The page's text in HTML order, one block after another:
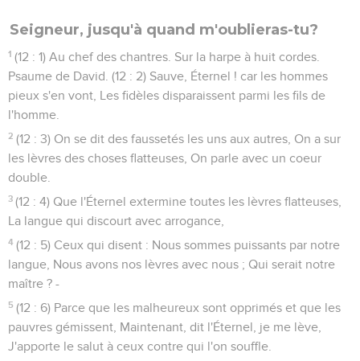
Seigneur, jusqu'à quand m'oublieras-tu?
1 (12 : 1) Au chef des chantres. Sur la harpe à huit cordes.
Psaume de David. (12 : 2) Sauve, Éternel ! car les hommes
pieux s'en vont, Les fidèles disparaissent parmi les fils de
l'homme.
2 (12 : 3) On se dit des faussetés les uns aux autres, On a sur
les lèvres des choses flatteuses, On parle avec un coeur
double.
3 (12 : 4) Que l'Éternel extermine toutes les lèvres flatteuses,
La langue qui discourt avec arrogance,
4 (12 : 5) Ceux qui disent : Nous sommes puissants par notre
langue, Nous avons nos lèvres avec nous ; Qui serait notre
maître ? -
5 (12 : 6) Parce que les malheureux sont opprimés et que les
pauvres gémissent, Maintenant, dit l'Éternel, je me lève,
J'apporte le salut à ceux contre qui l'on souffle.